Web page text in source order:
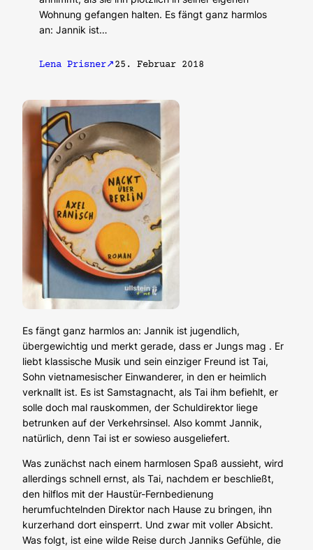
Wohnung gefangen halten. Es fängt ganz harmlos
an: Jannik ist…
Lena Prisner 25. Februar 2018
Es fängt ganz harmlos an: Jannik ist jugendlich,
übergewichtig und merkt gerade, dass er Jungs mag . Er
liebt klassische Musik und sein einziger Freund ist Tai,
Sohn vietnamesischer Einwanderer, in den er heimlich
verknallt ist. Es ist Samstagnacht, als Tai ihm befiehlt, er
solle doch mal rauskommen, der Schuldirektor liege
betrunken auf der Verkehrsinsel. Also kommt Jannik,
natürlich, denn Tai ist er sowieso ausgeliefert.
Was zunächst nach einem harmlosen Spaß aussieht, wird
allerdings schnell ernst, als Tai, nachdem er beschließt,
den hilflos mit der Haustür-Fernbedienung
herumfuchtelnden Direktor nach Hause zu bringen, ihn
kurzerhand dort einsperrt. Und zwar mit voller Absicht.
Was folgt, ist eine wilde Reise durch Janniks Gefühle, die